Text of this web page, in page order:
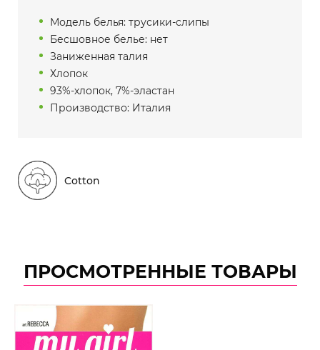
Модель белья: трусики-слипы
Бесшовное белье: нет
Заниженная талия
Хлопок
93%-хлопок, 7%-эластан
Производство: Италия
Cotton
ПРОСМОТРЕННЫЕ ТОВАРЫ